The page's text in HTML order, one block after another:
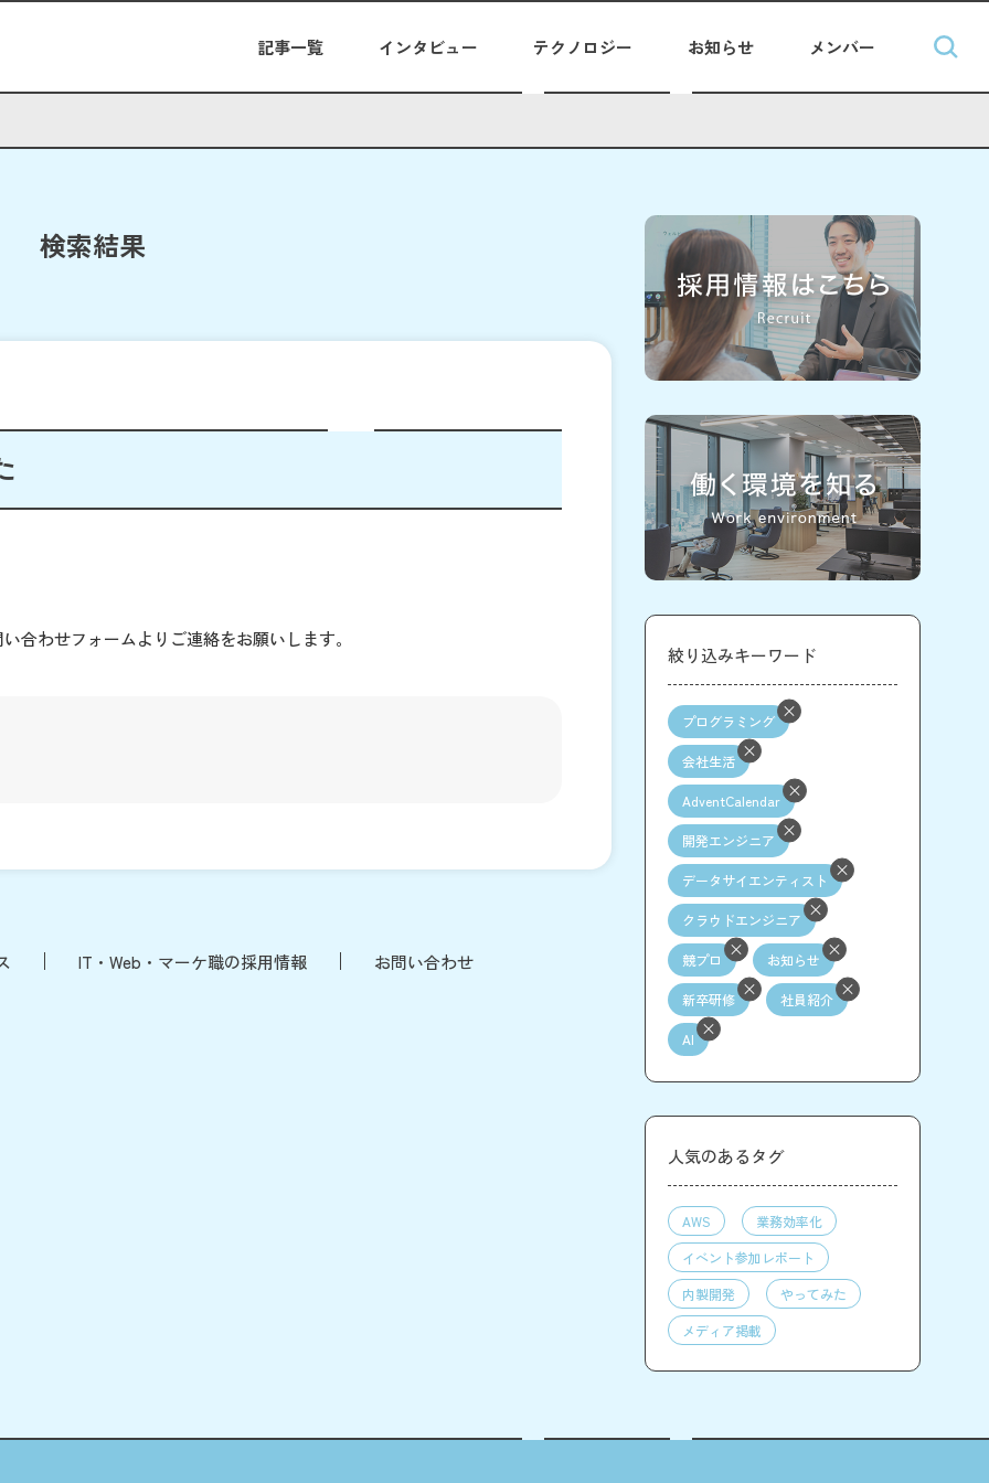
記事一覧 インタビュー テクノロジー お知らせ メンバー
検索結果
合わせフォームよりご連絡をお願いします。
IT・Web・マーケ職の採用情報 お問い合わせ
絞り込みキーワード
プログラミング
会社生活
AdventCalendar
開発エンジニア
データサイエンティスト
クラウドエンジニア
競プロ お知らせ
新卒研修 社員紹介
AI
人気のあるタグ
AWS
業務効率化
イベント参加レポート
内製開発
やってみた
メディア掲載